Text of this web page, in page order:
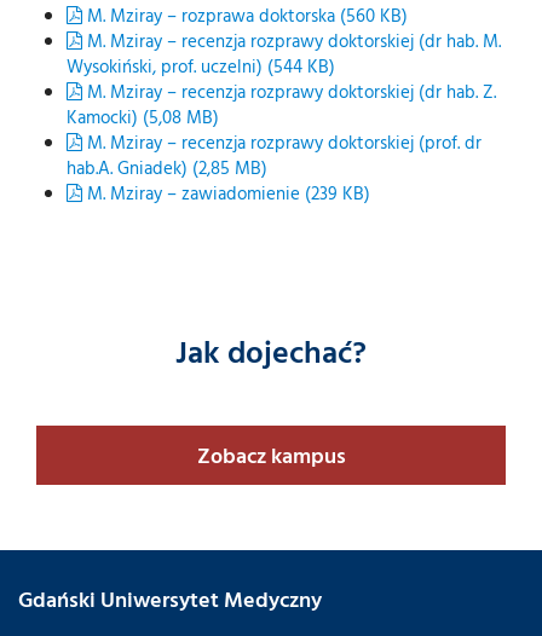
M. Mziray – rozprawa doktorska (560 KB)
M. Mziray – recenzja rozprawy doktorskiej (dr hab. M.
Wysokiński, prof. uczelni) (544 KB)
M. Mziray – recenzja rozprawy doktorskiej (dr hab. Z.
Kamocki) (5,08 MB)
M. Mziray – recenzja rozprawy doktorskiej (prof. dr
hab.A. Gniadek) (2,85 MB)
M. Mziray – zawiadomienie (239 KB)
Jak dojechać?
Zobacz kampus
Gdański Uniwersytet Medyczny